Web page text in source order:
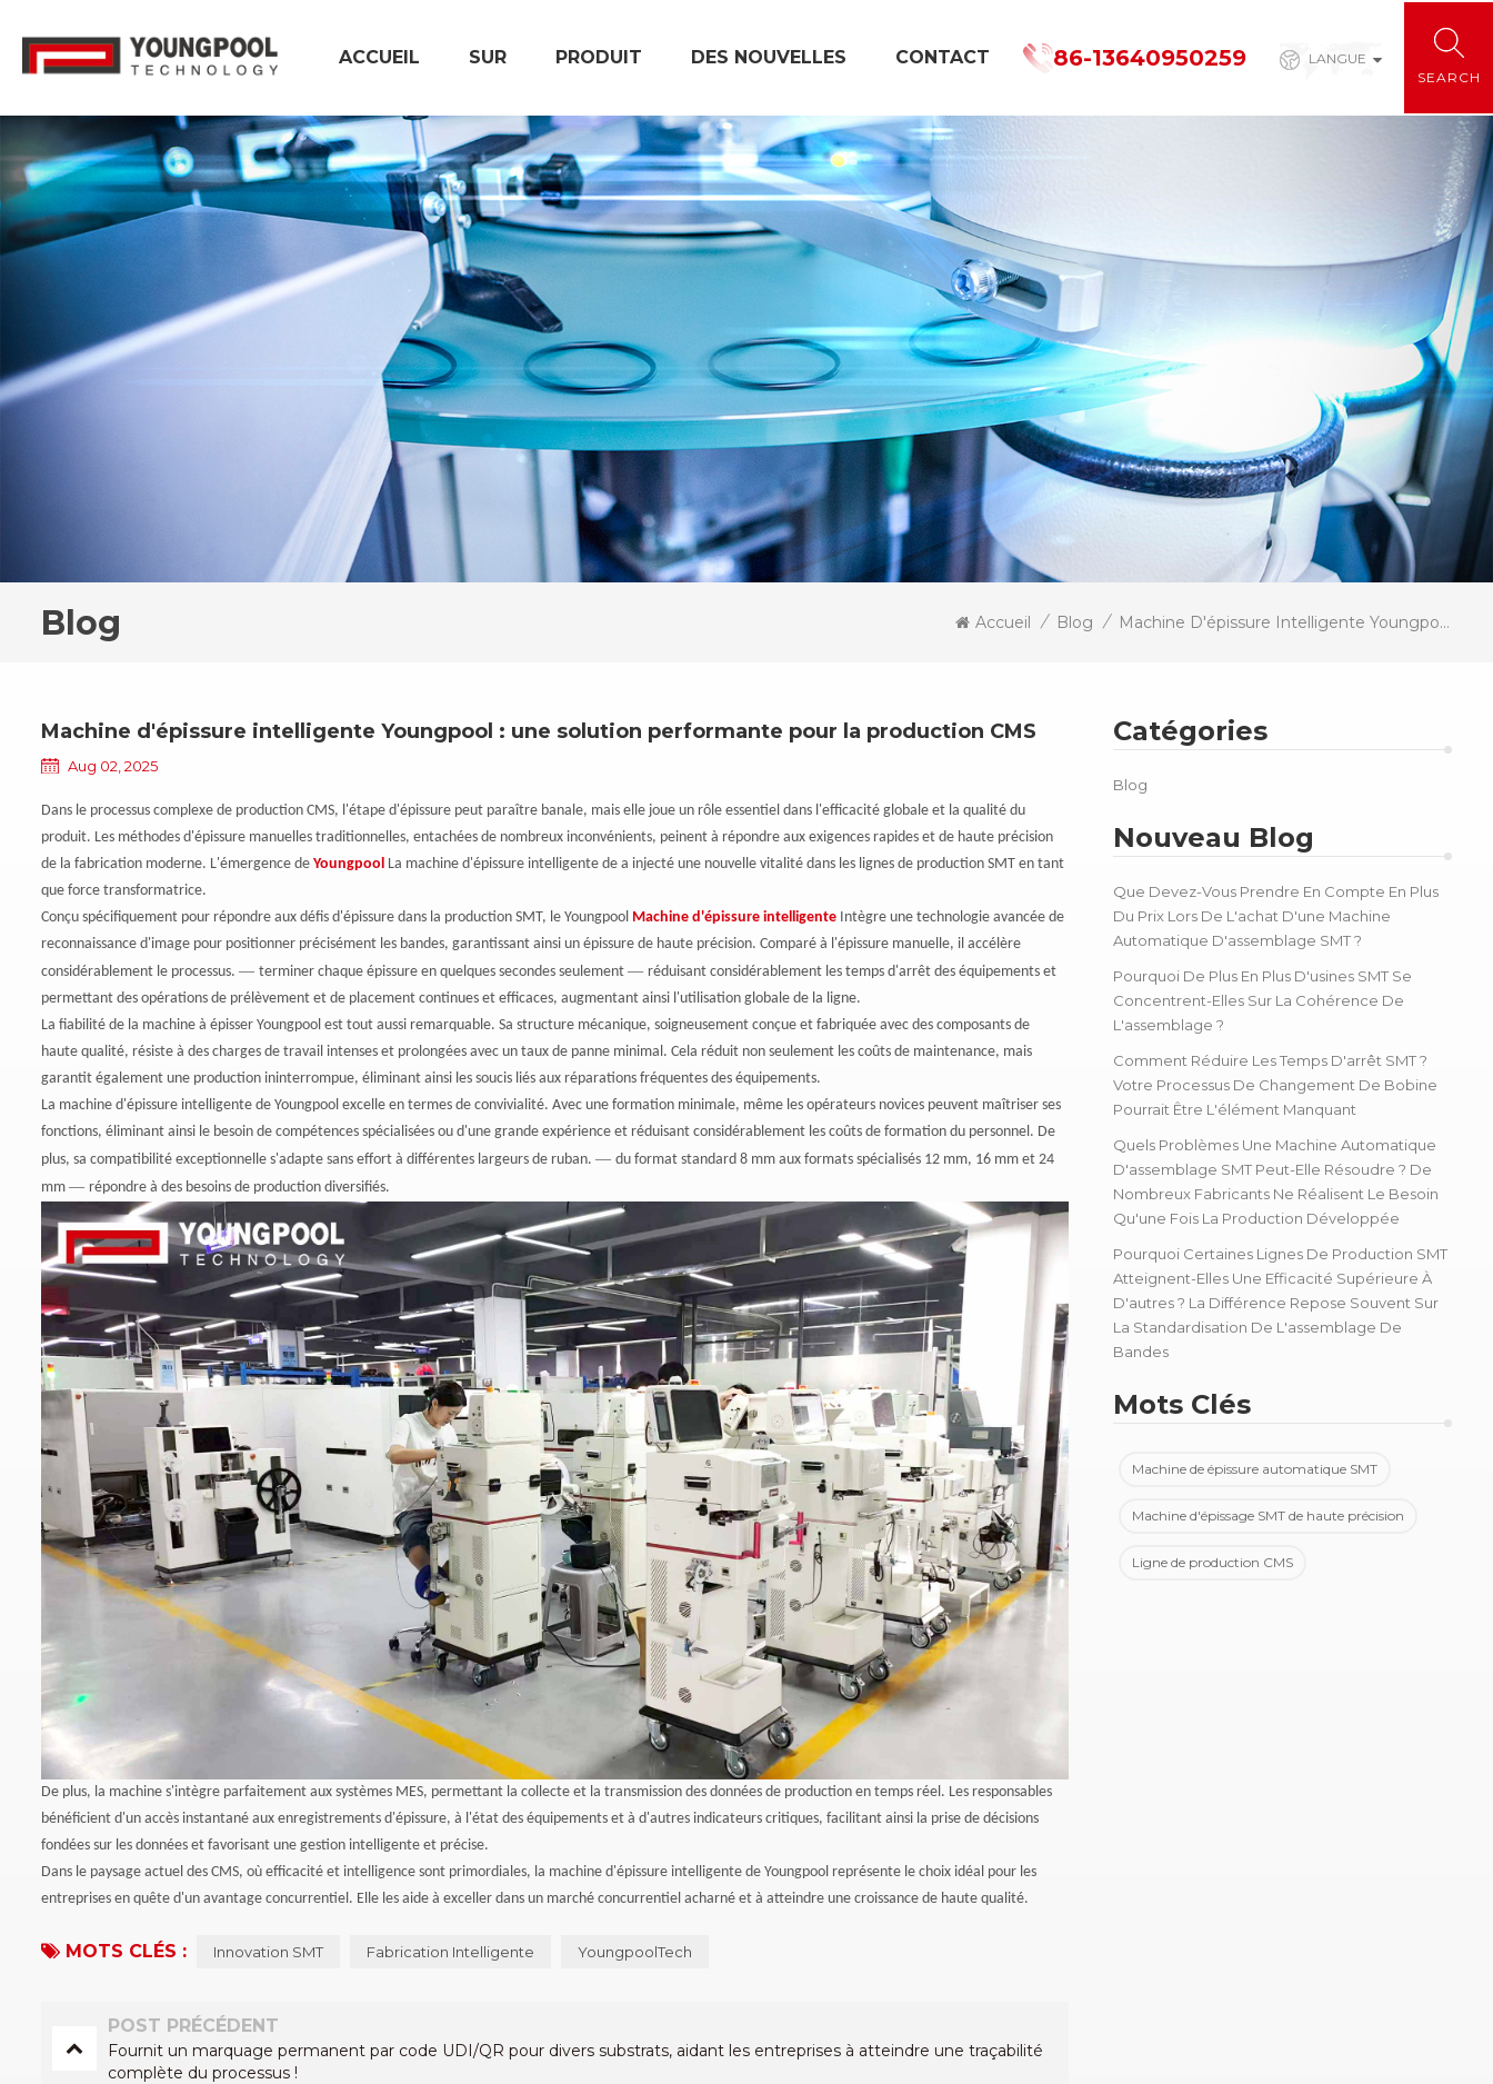
LANGUE
86-13640950259
ACCUEIL SUR PRODUIT DES NOUVELLES CONTACT
Blog Accueil / Blog / Machine D'épissure Intelligente Youngpool : Une Solution Performante Pour La Production CMS
Catégories
Blog
Nouveau Blog
Que Devez-Vous Prendre En Compte En Plus
Du Prix Lors De L'achat D'une Machine
Automatique D'assemblage SMT ?
Pourquoi De Plus En Plus D'usines SMT Se
Concentrent-Elles Sur La Cohérence De
L'assemblage ?
Comment Réduire Les Temps D'arrêt SMT ?
Votre Processus De Changement De Bobine
Pourrait Être L'élément Manquant
Quels Problèmes Une Machine Automatique
D'assemblage SMT Peut-Elle Résoudre ? De
Nombreux Fabricants Ne Réalisent Le Besoin
Qu'une Fois La Production Développée
Pourquoi Certaines Lignes De Production SMT
Atteignent-Elles Une Efficacité Supérieure À
D'autres ? La Différence Repose Souvent Sur
La Standardisation De L'assemblage De
Bandes
Mots Clés
Machine de épissure automatique SMT
Machine d'épissage SMT de haute précision
Ligne de production CMS
Machine d'épissure intelligente Youngpool : une solution performante pour la production CMS
Aug 02, 2025
Dans le processus complexe de production CMS, l'étape d'épissure peut paraître banale, mais elle joue un rôle essentiel dans l'efficacité globale et la qualité du
produit. Les méthodes d'épissure manuelles traditionnelles, entachées de nombreux inconvénients, peinent à répondre aux exigences rapides et de haute précision
de la fabrication moderne. L'émergence deYoungpool La machine d'épissure intelligente de a injecté une nouvelle vitalité dans les lignes de production SMT en tant
que force transformatrice.
Conçu spécifiquement pour répondre aux défis d'épissure dans la production SMT, le Youngpool Machine d'épissure intelligente Intègre une technologie avancée de
reconnaissance d'image pour positionner précisément les bandes, garantissant ainsi un épissure de haute précision. Comparé à l'épissure manuelle, il accélère
considérablement le processus.—terminer chaque épissure en quelques secondes seulement— réduisant considérablement les temps d'arrêt des équipements et
permettant des opérations de prélèvement et de placement continues et efficaces, augmentant ainsi l'utilisation globale de la ligne.
La fiabilité de la machine à épisser Youngpool est tout aussi remarquable. Sa structure mécanique, soigneusement conçue et fabriquée avec des composants de
haute qualité, résiste à des charges de travail intenses et prolongées avec un taux de panne minimal. Cela réduit non seulement les coûts de maintenance, mais
garantit également une production ininterrompue, éliminant ainsi les soucis liés aux réparations fréquentes des équipements.
La machine d'épissure intelligente de Youngpool excelle en termes de convivialité. Avec une formation minimale, même les opérateurs novices peuvent maîtriser ses
fonctions, éliminant ainsi le besoin de compétences spécialisées ou d'une grande expérience et réduisant considérablement les coûts de formation du personnel. De
plus, sa compatibilité exceptionnelle s'adapte sans effort à différentes largeurs de ruban.—du format standard 8 mm aux formats spécialisés 12 mm, 16 mm et 24
mm— répondre à des besoins de production diversifiés.
De plus, la machine s'intègre parfaitement aux systèmes MES, permettant la collecte et la transmission des données de production en temps réel. Les responsables
bénéficient d'un accès instantané aux enregistrements d'épissure, à l'état des équipements et à d'autres indicateurs critiques, facilitant ainsi la prise de décisions
fondées sur les données et favorisant une gestion intelligente et précise.
Dans le paysage actuel des CMS, où efficacité et intelligence sont primordiales, la machine d'épissure intelligente de Youngpool représente le choix idéal pour les
entreprises en quête d'un avantage concurrentiel. Elle les aide à exceller dans un marché concurrentiel acharné et à atteindre une croissance de haute qualité.
MOTS CLÉS : Innovation SMT Fabrication Intelligente YoungpoolTech
POST PRÉCÉDENT
Fournit un marquage permanent par code UDI/QR pour divers substrats, aidant les entreprises à atteindre une traçabilité
complète du processus !